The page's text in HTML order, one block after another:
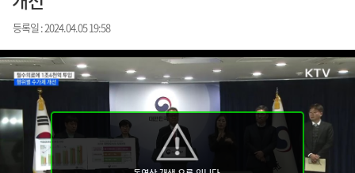
등록일 : 2024.04.05 19:58